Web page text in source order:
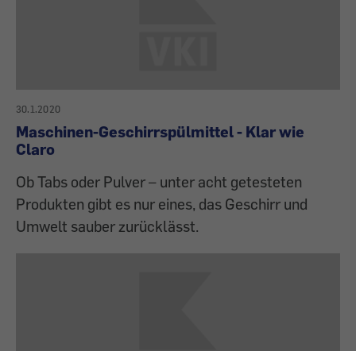
30.1.2020
Maschinen-Geschirrspülmittel - Klar wie
Claro
Ob Tabs oder Pulver – unter acht getesteten
Produkten gibt es nur eines, das Geschirr und
Umwelt sauber zurücklässt.